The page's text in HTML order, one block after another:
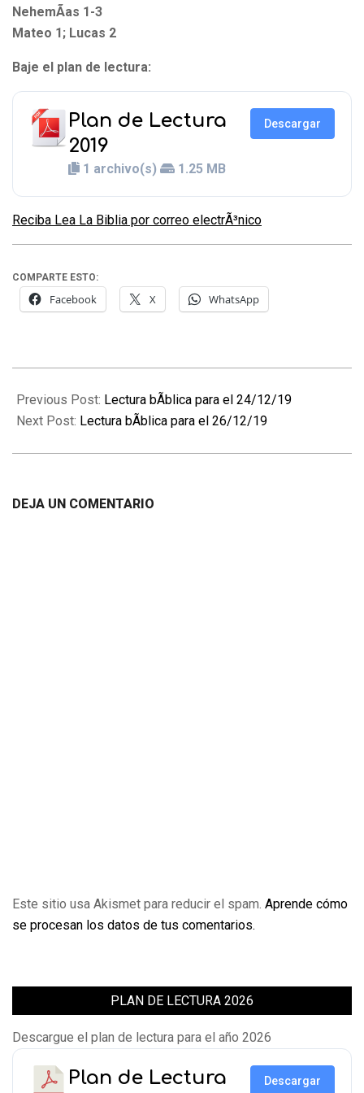
NehemÃ­as 1-3
Mateo 1; Lucas 2
Baje el plan de lectura:
Plan de Lectura
2019
1 archivo(s) 1.25 MB
Descargar
Reciba Lea La Biblia por correo electrÃ³nico
COMPARTE ESTO:
Facebook X WhatsApp
12-
25
Previous Post: Lectura bÃ­blica para el 24/12/19
Next Post: Lectura bÃ­blica para el 26/12/19
DEJA UN COMENTARIO
Este sitio usa Akismet para reducir el spam. Aprende cómo
se procesan los datos de tus comentarios.
PLAN DE LECTURA 2026
Descargue el plan de lectura para el año 2026
Plan de Lectura
Descargar